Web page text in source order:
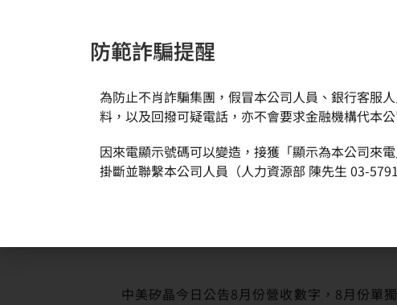
新聞與活動 關於環球晶圓
首頁 新聞訊息 中美矽晶8月份營收年成長率達38％
中美矽晶今日公告8月份營收數字，8月份單
防範詐騙提醒
為防止不肖詐騙集團，假冒本公司人員、銀行客服
料，以及回撥可疑電話，亦不會要求金融機構代本
因來電顯示號碼可以變造，接獲「顯示為本公司來
掛斷並聯繫本公司人員（人力資源部 陳先生 03-